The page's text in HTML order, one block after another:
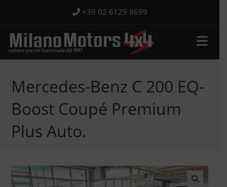
contenuto
+39 02 6129 8699
Mercedes-Benz C 200 EQ-
Boost Coupé Premium
Plus Auto.